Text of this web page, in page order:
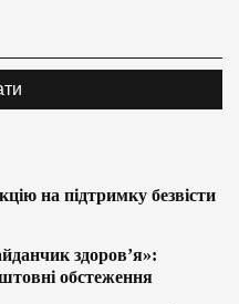
на підтримку безвісти
здоров’я»:
обстеження